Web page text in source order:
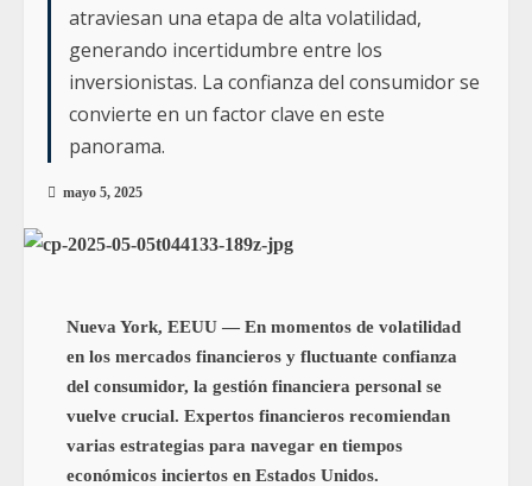
atraviesan una etapa de alta volatilidad,
generando incertidumbre entre los
inversionistas. La confianza del consumidor se
convierte en un factor clave en este
panorama.
mayo 5, 2025
Nueva York, EEUU — En momentos de volatilidad
en los mercados financieros y fluctuante confianza
del consumidor, la gestión financiera personal se
vuelve crucial. Expertos financieros recomiendan
varias estrategias para navegar en tiempos
económicos inciertos en Estados Unidos.